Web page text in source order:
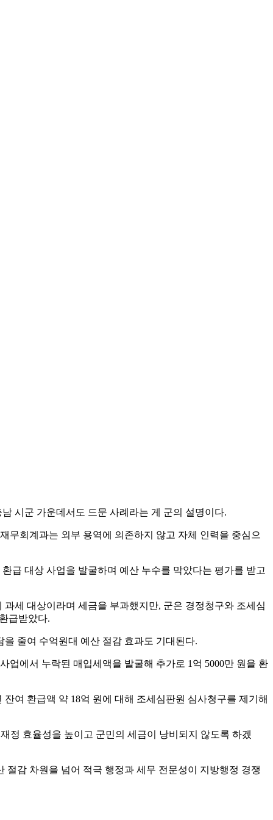
시군 가운데서도 드문 사례라는 게 군의 설명이다.
무회계과는 외부 용역에 의존하지 않고 자체 인력을 중심으
급 대상 사업을 발굴하며 예산 누수를 막았다는 평가를 받고
세 대상이라며 세금을 부과했지만, 군은 경정청구와 조세심
급받았다.
줄여 수억원대 예산 절감 효과도 기대된다.
업에서 누락된 매입세액을 발굴해 추가로 1억 5000만 원을 환
여 환급액 약 18억 원에 대해 조세심판원 심사청구를 제기해
정 효율성을 높이고 군민의 세금이 낭비되지 않도록 하겠
감 차원을 넘어 적극 행정과 세무 전문성이 지방행정 경쟁